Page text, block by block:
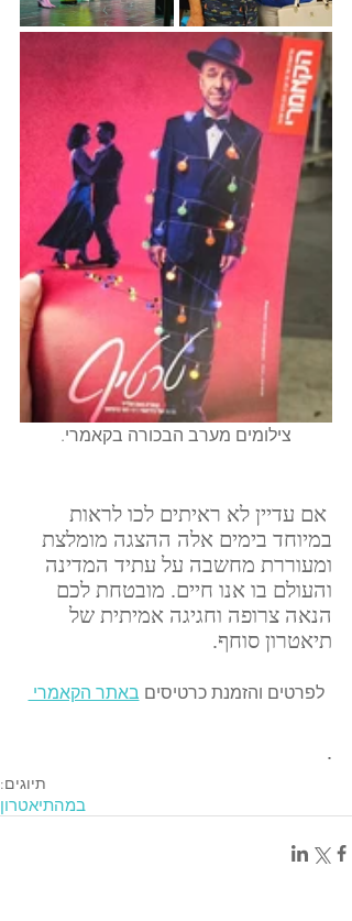
צילומים מערב הבכורה בקאמרי.
אם עדיין לא ראיתים לכו לראות
במיוחד בימים אלה ההצגה מומלצת
ומעוררת מחשבה על עתיד המדינה
והעולם בו אנו חיים. מובטחת לכם
הנאה צרופה וחגיגה אמיתית של
תיאטרון סוחף.
לפרטים והזמנת כרטיסים באתר הקאמרי
.
תיוגים:
במהתיאטרון